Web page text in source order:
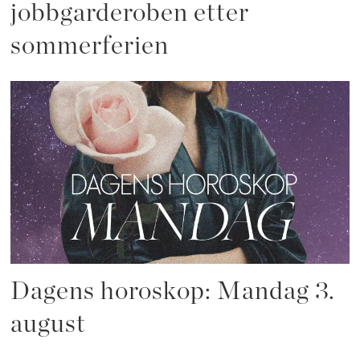
jobbgarderoben etter
sommerferien
Dagens horoskop: Mandag 3.
august